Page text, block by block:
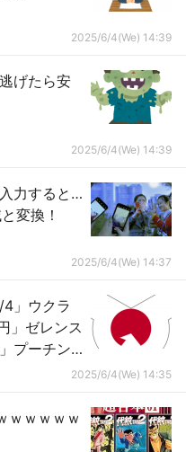
2025/6/4(We) 14:39
げたら安
2025/6/4(We) 14:39
力すると…
変換！
2025/6/4(We) 14:37
」ウクラ
」ゼレンス
プーチン
」→
2025/6/4(We) 14:35
ｗｗｗｗｗ